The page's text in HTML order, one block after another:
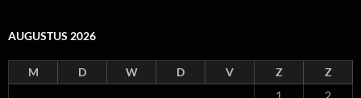
AUGUSTUS 2026
M D W D V Z
Z
1
2